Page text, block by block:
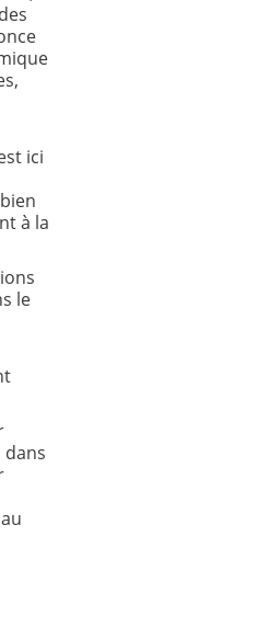
ici
à la
le